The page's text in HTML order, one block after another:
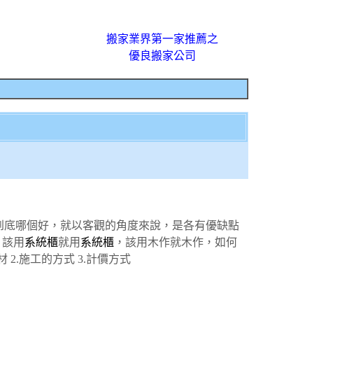
搬家業界第一家推薦之
優良搬家公司
哪個好，就以客觀的角度來說，是各有優缺點
用 系統櫃就用 系統櫃，該用木作就木作，如何
2.施工的方式 3.計價方式